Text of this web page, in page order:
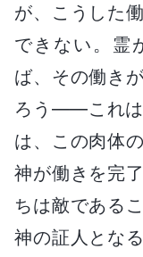
が、こうした
できない。霊
ば、その働き
ろう――これは
は、この肉体
神が働きを完
ちは敵である
神の証人とな